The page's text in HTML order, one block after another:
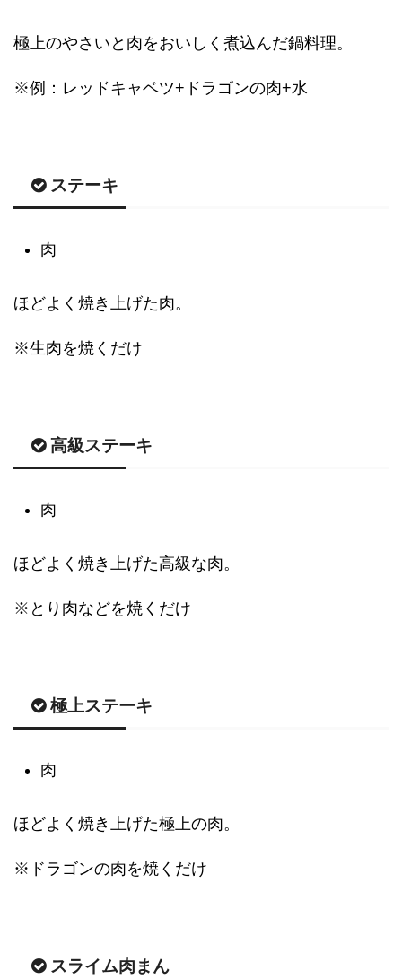
極上のやさいと肉をおいしく煮込んだ鍋料理。
※例：レッドキャベツ+ドラゴンの肉+水
ステーキ
肉
ほどよく焼き上げた肉。
※生肉を焼くだけ
高級ステーキ
肉
ほどよく焼き上げた高級な肉。
※とり肉などを焼くだけ
極上ステーキ
肉
ほどよく焼き上げた極上の肉。
※ドラゴンの肉を焼くだけ
スライム肉まん